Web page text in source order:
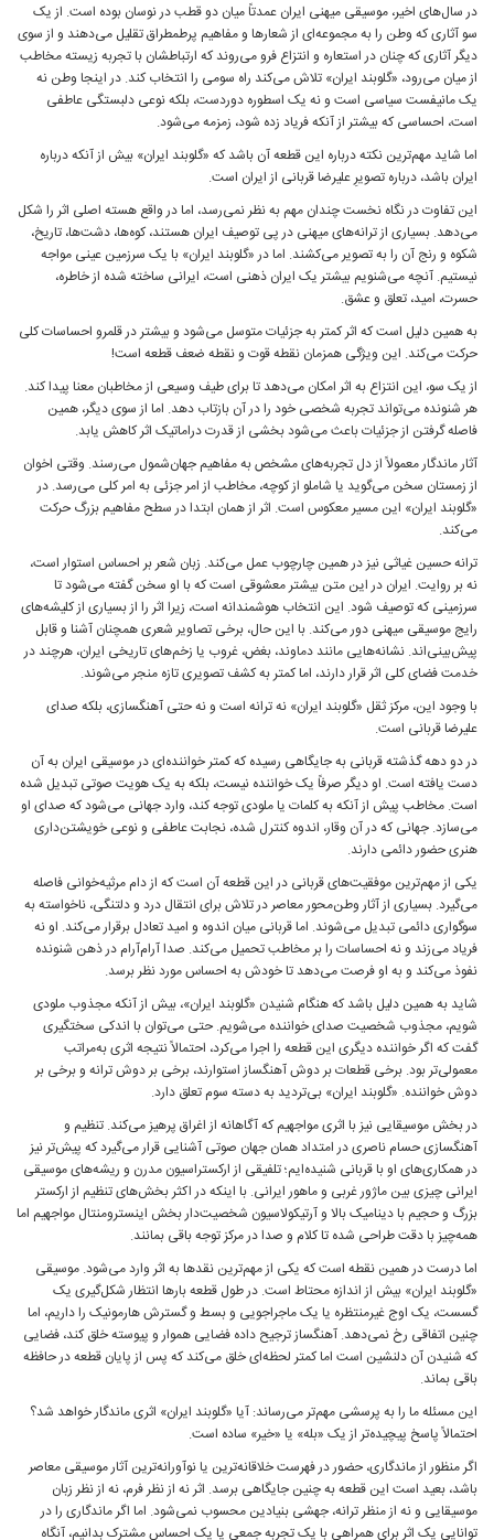
در سال‌های اخیر، موسیقی میهنی ایران عمدتاً میان دو قطب در نوسان بوده است. از یک
سو آثاری که وطن را به مجموعه‌ای از شعارها و مفاهیم پرطمطراق تقلیل می‌دهند و از سوی
دیگر آثاری که چنان در استعاره و انتزاع فرو می‌روند که ارتباطشان با تجربه زیسته مخاطب
از میان می‌رود، «گلوبند ایران» تلاش می‌کند راه سومی را انتخاب کند. در اینجا وطن نه
یک مانیفست سیاسی است و نه یک اسطوره دوردست، بلکه نوعی دلبستگی عاطفی
است، احساسی که بیشتر از آنکه فریاد زده شود، زمزمه می‌شود.
اما شاید مهم‌ترین نکته درباره این قطعه آن باشد که «گلوبند ایران» بیش از آنکه درباره
ایران باشد، درباره تصویرِ علیرضا قربانی از ایران است.
این تفاوت در نگاه نخست چندان مهم به نظر نمی‌رسد، اما در واقع هسته اصلی اثر را شکل
می‌دهد. بسیاری از ترانه‌های میهنی در پی توصیف ایران هستند، کوه‌ها، دشت‌ها، تاریخ،
شکوه و رنج آن را به تصویر می‌کشند. اما در «گلوبند ایران» با یک سرزمین عینی مواجه
نیستیم. آنچه می‌شنویم بیشتر یک ایران ذهنی است، ایرانی ساخته ‌شده از خاطره،
حسرت، امید، تعلق و عشق.
به همین دلیل است که اثر کمتر به جزئیات متوسل می‌شود و بیشتر در قلمرو احساسات کلی
حرکت می‌کند. این ویژگی همزمان نقطه قوت و نقطه ضعف قطعه است!
از یک سو، این انتزاع به اثر امکان می‌دهد تا برای طیف وسیعی از مخاطبان معنا پیدا کند.
هر شنونده می‌تواند تجربه شخصی خود را در آن بازتاب دهد. اما از سوی دیگر، همین
فاصله گرفتن از جزئیات باعث می‌شود بخشی از قدرت دراماتیک اثر کاهش یابد.
آثار ماندگار معمولاً از دل تجربه‌های مشخص به مفاهیم جهان‌شمول می‌رسند. وقتی اخوان
از زمستان سخن می‌گوید یا شاملو از کوچه، مخاطب از امر جزئی به امر کلی می‌رسد. در
«گلوبند ایران» این مسیر معکوس است. اثر از همان ابتدا در سطح مفاهیم بزرگ حرکت
می‌کند.
ترانه حسین غیاثی نیز در همین چارچوب عمل می‌کند. زبان شعر بر احساس استوار است،
نه بر روایت. ایران در این متن بیشتر معشوقی است که با او سخن گفته می‌شود تا
سرزمینی که توصیف شود. این انتخاب هوشمندانه است، زیرا اثر را از بسیاری از کلیشه‌های
رایج موسیقی میهنی دور می‌کند. با این حال، برخی تصاویر شعری همچنان آشنا و قابل
پیش‌بینی‌اند. نشانه‌هایی مانند دماوند، بغض، غروب یا زخم‌های تاریخی ایران، هرچند در
خدمت فضای کلی اثر قرار دارند، اما کمتر به کشف تصویری تازه منجر می‌شوند.
با وجود این، مرکز ثقل «گلوبند ایران» نه ترانه است و نه حتی آهنگسازی، بلکه صدای
علیرضا قربانی است.
در دو دهه گذشته قربانی به جایگاهی رسیده که کمتر خواننده‌ای در موسیقی ایران به آن
دست یافته است. او دیگر صرفاً یک خواننده نیست، بلکه به یک هویت صوتی تبدیل شده
است. مخاطب پیش از آنکه به کلمات یا ملودی توجه کند، وارد جهانی می‌شود که صدای او
می‌سازد. جهانی که در آن وقار، اندوه کنترل ‌شده، نجابت عاطفی و نوعی خویشتن‌داری
هنری حضور دائمی دارند.
یکی از مهم‌ترین موفقیت‌های قربانی در این قطعه آن است که از دام مرثیه‌خوانی فاصله
می‌گیرد. بسیاری از آثار وطن‌محور معاصر در تلاش برای انتقال درد و دلتنگی، ناخواسته به
سوگواری دائمی تبدیل می‌شوند. اما قربانی میان اندوه و امید تعادل برقرار می‌کند. او نه
فریاد می‌زند و نه احساسات را بر مخاطب تحمیل می‌کند. صدا آرام‌آرام در ذهن شنونده
نفوذ می‌کند و به او فرصت می‌دهد تا خودش به احساس مورد نظر برسد.
شاید به همین دلیل باشد که هنگام شنیدن «گلوبند ایران»، بیش از آنکه مجذوب ملودی
شویم، مجذوب شخصیت صدای خواننده می‌شویم. حتی می‌توان با اندکی سختگیری
گفت که اگر خواننده دیگری این قطعه را اجرا می‌کرد، احتمالاً نتیجه اثری به‌مراتب
معمولی‌تر بود. برخی قطعات بر دوش آهنگساز استوارند، برخی بر دوش ترانه و برخی بر
دوش خواننده. «گلوبند ایران» بی‌تردید به دسته سوم تعلق دارد.
در بخش موسیقایی نیز با اثری مواجهیم که آگاهانه از اغراق پرهیز می‌کند. تنظیم و
آهنگسازی حسام ناصری در امتداد همان جهان صوتی آشنایی قرار می‌گیرد که پیش‌تر نیز
در همکاری‌های او با قربانی شنیده‌ایم؛ تلفیقی از ارکستراسیون مدرن و ریشه‌های موسیقی
ایرانی چیزی بین ماژور غربی و ماهور ایرانی. با اینکه در اکثر بخش‌های تنظیم از ارکستر
بزرگ و حجیم با دینامیک بالا و آرتیکولاسیون شخصیت‌دار بخش اینسترومنتال مواجهیم اما
همه‌چیز با دقت طراحی شده تا کلام و صدا در مرکز توجه باقی بمانند.
اما درست در همین نقطه است که یکی از مهم‌ترین نقدها به اثر وارد می‌شود. موسیقی
«گلوبند ایران» بیش از اندازه محتاط است. در طول قطعه بارها انتظار شکل‌گیری یک
گسست، یک اوج غیرمنتظره یا یک ماجراجویی و بسط و گسترش هارمونیک را داریم، اما
چنین اتفاقی رخ نمی‌دهد. آهنگساز ترجیح داده فضایی هموار و پیوسته خلق کند، فضایی
که شنیدن آن دلنشین است اما کمتر لحظه‌ای خلق می‌کند که پس از پایان قطعه در حافظه
باقی بماند.
این مسئله ما را به پرسشی مهم‌تر می‌رساند: آیا «گلوبند ایران» اثری ماندگار خواهد شد؟
احتمالاً پاسخ پیچیده‌تر از یک «بله» یا «خیر» ساده است.
اگر منظور از ماندگاری، حضور در فهرست خلاقانه‌ترین یا نوآورانه‌ترین آثار موسیقی معاصر
باشد، بعید است این قطعه به چنین جایگاهی برسد. اثر نه از نظر فرم، نه از نظر زبان
موسیقایی و نه از منظر ترانه، جهشی بنیادین محسوب نمی‌شود. اما اگر ماندگاری را در
توانایی یک اثر برای همراهی با یک تجربه جمعی یا یک احساس مشترک بدانیم، آنگاه